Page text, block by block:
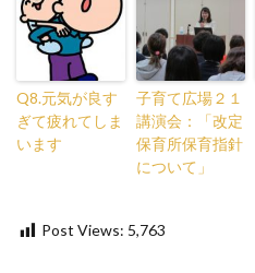
Q8.元気が良す
ぎて疲れてしま
います
子育て広場２１
講演会：「改定
保育所保育指針
について」
Post Views: 5,763